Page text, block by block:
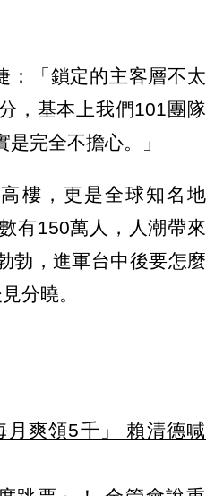
：「鎖定的主客層不太
，基本上我們101團隊
完全不擔心。」
樓，更是全球知名地
有150萬人，人潮帶來
勃，進軍台中後要怎麼
分曉。
月爽領5千」 賴清德喊